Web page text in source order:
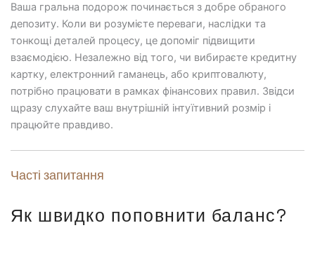
Ваша гральна подорож починається з добре обраного
депозиту. Коли ви розумієте переваги, наслідки та
тонкощі деталей процесу, це допоміг підвищити
взаємодією. Незалежно від того, чи вибираєте кредитну
картку, електронний гаманець, або криптовалюту,
потрібно працювати в рамках фінансових правил. Звідси
щразу слухайте ваш внутрішній інтуїтивний розмір і
працюйте правдиво.
Часті запитання
Як швидко поповнити баланс?